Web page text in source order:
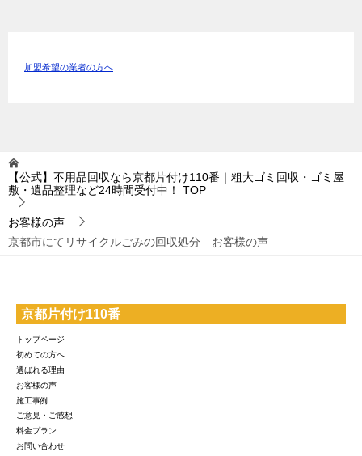
加盟希望の業者の方へ
【公式】不用品回収なら京都片付け110番｜粗大ゴミ回収・ゴミ屋
敷・遺品整理など24時間受付中！
TOP
お客様の声
京都市にてリサイクルごみの回収処分 お客様の声
京都片付け110番
トップページ
初めての方へ
選ばれる理由
お客様の声
施工事例
ご意見・ご感想
料金プラン
お問い合わせ